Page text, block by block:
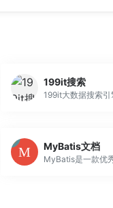
199it搜索
199it大数据搜索引
MyBatis文档